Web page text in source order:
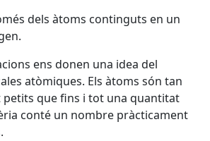
dels àtoms continguts en un
ens donen una idea del
atòmiques. Els àtoms són tan
que fins i tot una quantitat
conté un nombre pràcticament